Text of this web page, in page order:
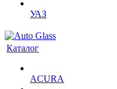
УАЗ
Каталог
ACURA